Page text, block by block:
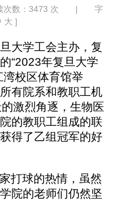
数： 3473 次 | 字
大 ]
大学工会主办，复
“2023年复旦大学
湾校区体育馆举
有院系和教职工机
激烈角逐，生物医
的教职工组成的联
得了乙组冠军的好
打球的热情，虽然
院的老师们仍然坚